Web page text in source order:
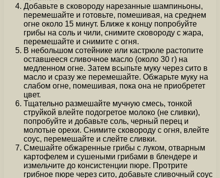
Добавьте в сковороду нарезанные шампиньоны,
перемешайте и готовьте, помешивая, на среднем
огне около 15 минут. Ближе к концу попробуйте
грибы на соль и чили, снимите сковороду с жара,
перемешайте и снимите с огня.
В небольшом сотейнике или кастрюле растопите
оставшееся сливочное масло (около 30 г) на
медленном огне. Затем всыпьте муку через сито в
масло и сразу же перемешайте. Обжарьте муку на
слабом огне, помешивая, пока она не приобретет
цвет.
Тщательно размешайте мучную смесь, тонкой
струйкой влейте подогретое молоко (не сливки),
попробуйте и добавьте соль, черный перец и
молотые орехи. Снимите сковороду с огня, влейте
соус, перемешайте и слейте сливки.
Смешайте обжаренные грибы с луком, отварным
картофелем и сушеными грибами в блендере и
измельчите до консистенции пюре. Протрите
грибное пюре через сито, добавьте сливочный соус